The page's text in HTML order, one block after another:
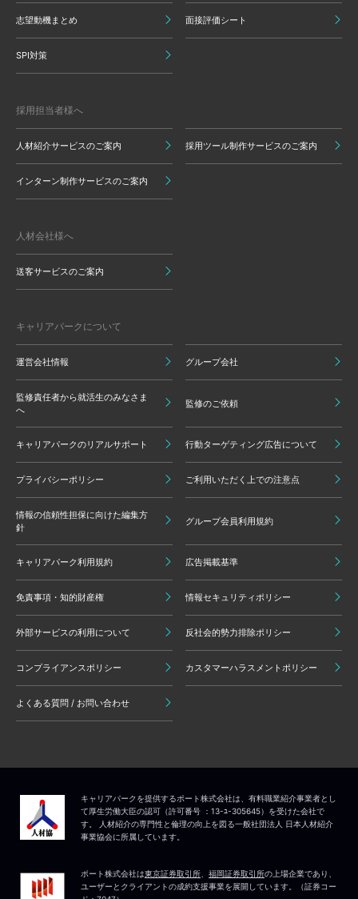
志望動機まとめ 面接評価シート
SPI対策
採用担当者様へ
人材紹介サービスのご案内 採用ツール制作サービスのご案内
インターン制作サービスのご案内
人材会社様へ
送客サービスのご案内
キャリアパークについて
運営会社情報 グループ会社
監修責任者から就活生のみなさま
へ
監修のご依頼
キャリアパークのリアルサポート 行動ターゲティング広告について
プライバシーポリシー ご利用いただく上での注意点
情報の信頼性担保に向けた編集方
針
グループ会員利用規約
キャリアパーク利用規約 広告掲載基準
免責事項・知的財産権 情報セキュリティポリシー
外部サービスの利用について 反社会的勢力排除ポリシー
コンプライアンスポリシー カスタマーハラスメントポリシー
よくある質問 / お問い合わせ